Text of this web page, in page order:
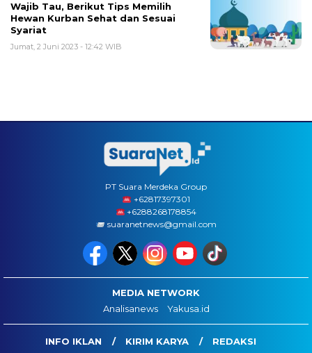
Wajib Tau, Berikut Tips Memilih
Hewan Kurban Sehat dan Sesuai
Syariat
Jumat, 2 Juni 2023 - 12:42 WIB
PT Suara Merdeka Group
‪+62817397301
+6288268178854
suaranetnews@gmail.com
MEDIA NETWORK
Analisanews
Yakusa.id
INFO IKLAN KIRIM KARYA REDAKSI